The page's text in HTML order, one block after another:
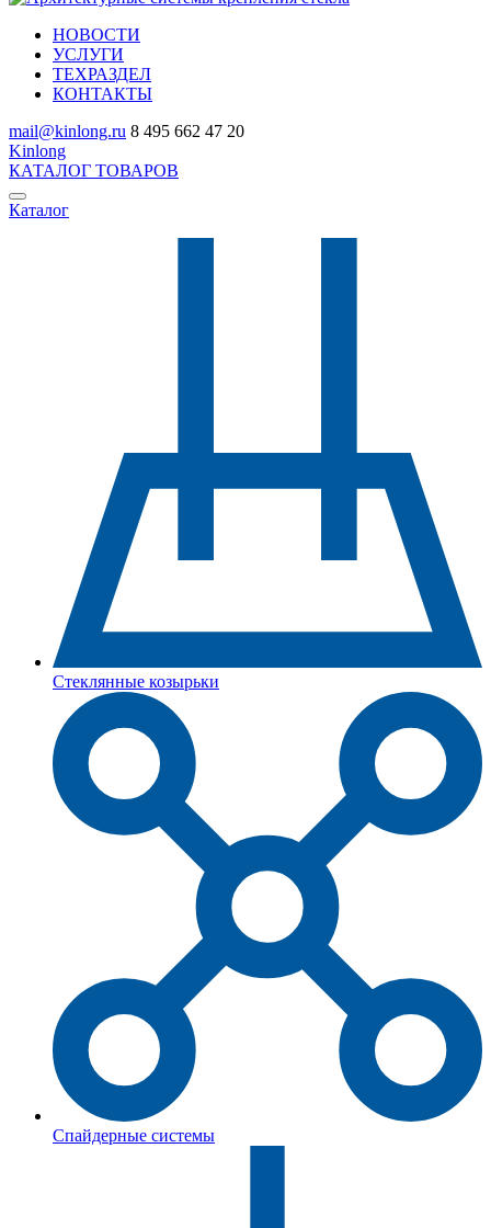
НОВОСТИ
УСЛУГИ
ТЕХРАЗДЕЛ
КОНТАКТЫ
mail@kinlong.ru 8 495 662 47 20
Kinlong
КАТАЛОГ ТОВАРОВ
Каталог
Стеклянные козырьки
Спайдерные системы